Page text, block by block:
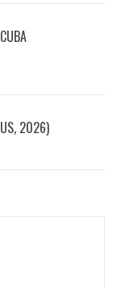
2026)